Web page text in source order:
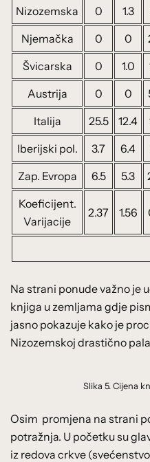
Nizozemska 0 1.3
Njemačka
0 0
Švicarska
0 1.0
Austrija
0 0
Italija
25.5 12.4
Iberijski pol.
3.7 6.4
Zap. Evropa
6.5 5.3
Koeficijent.
Varijacije
2.37 1.56
Na strani ponude važno je
knjiga u zemljama gdje
jasno pokazuje kako je
Nizozemskoj drastično
Slika 5. Cijena
Osim promjena na strani
potražnja. U početku su
iz redova crkve